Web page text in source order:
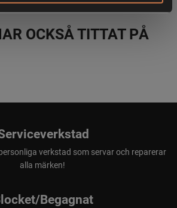
OCKSÅ TITTAT PÅ
verkstad som servar och reparerar
alla märken!
Begagnat